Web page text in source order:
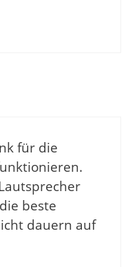
für die
beste
dauern auf